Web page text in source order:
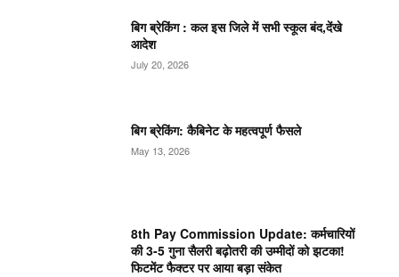
बिग ब्रेकिंग : कल इस जिले में सभी स्कूल बंद,देंखे
आदेश
July 20, 2026
बिग ब्रेकिंग: कैबिनेट के महत्वपूर्ण फैसले
May 13, 2026
8th Pay Commission Update: कर्मचारियों
की 3-5 गुना सैलरी बढ़ोतरी की उम्मीदों को झटका!
फिटमेंट फैक्टर पर आया बड़ा संकेत